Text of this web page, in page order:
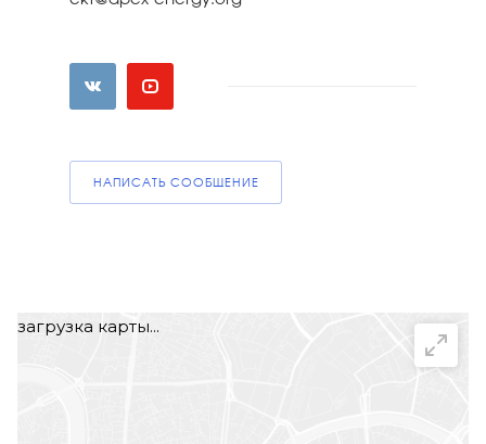
НАПИСАТЬ СООБЩЕНИЕ
загрузка карты...